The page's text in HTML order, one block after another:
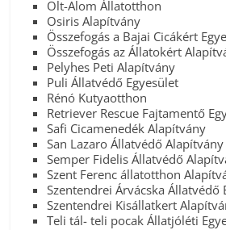
Olt-Alom Állatotthon
Osiris Alapítvány
Összefogás a Bajai Cicákért
Összefogás az Állatokért
Pelyhes Peti Alapítvány
Puli Állatvédő Egyesület
Rénó Kutyaotthon
Retriever Rescue Fajtamentő
Safi Cicamenedék Alapítvány
San Lazaro Állatvédő Alapítvány
Semper Fidelis Állatvédő
Szent Ferenc állatotthon
Szentendrei Árvácska Állatvédő
Szentendrei Kisállatkert
Teli tál- teli pocak Állatjóléti